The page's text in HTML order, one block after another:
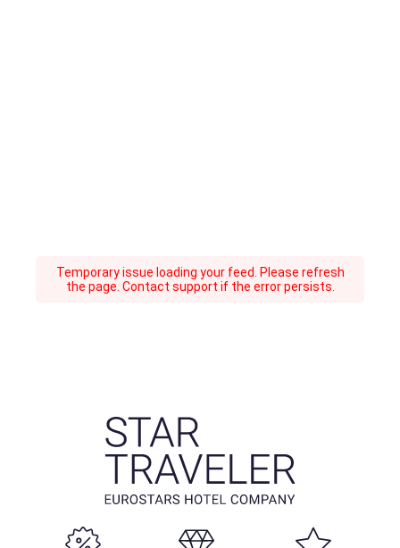
Temporary issue loading your feed. Please refresh
the page. Contact support if the error persists.